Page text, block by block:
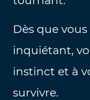
Dès que
inquiétant,
instinct et à
survivre.